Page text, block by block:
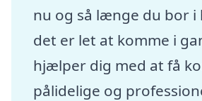
nu og så længe du bor i
det er let at komme i
hjælper dig med at få
pålidelige og